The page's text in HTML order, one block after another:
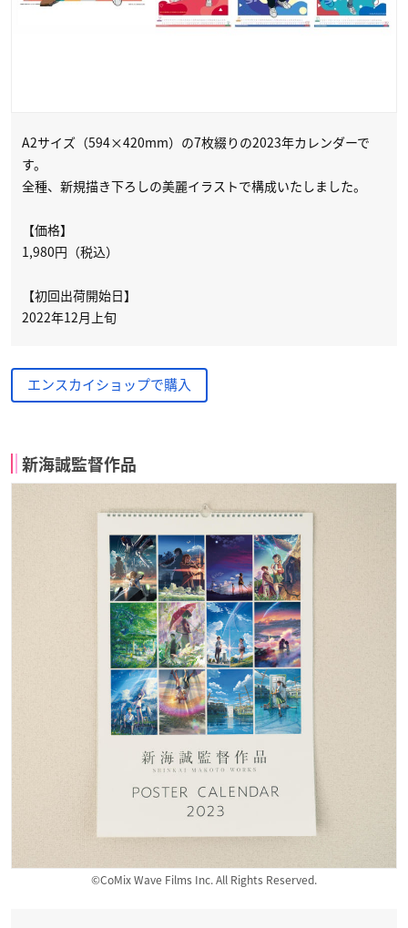
A2サイズ（594×420mm）の7枚綴りの2023年カレンダーで
す。
全種、新規描き下ろしの美麗イラストで構成いたしました。
【価格】
1,980円（税込）
【初回出荷開始日】
2022年12月上旬
エンスカイショップで購入
新海誠監督作品
©CoMix Wave Films Inc. All Rights Reserved.